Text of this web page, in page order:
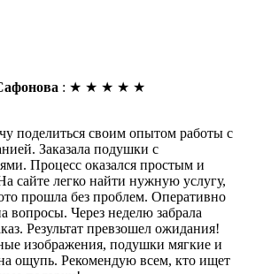
: ★ ★ ★ ★ ★
поделиться своим опытом работы с
Заказала подушки с
Процесс оказался простым и
сайте легко найти нужную услугу,
прошла без проблем. Оперативно
вопросы. Через неделю забрала
Результат превзошел ожидания!
изображения, подушки мягкие и
ощупь. Рекомендую всем, кто ищет